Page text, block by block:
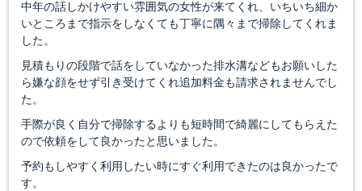
中年の話しかけやすい雰囲気の女性が来てくれ、いちいち細か
いところまで指示をしなくても丁寧に隅々まで掃除してくれま
した。
見積もりの段階で話をしていなかった排水溝などもお願いした
ら嫌な顔をせず引き受けてくれ追加料金も請求されませんでし
た。
手際が良く自分で掃除するよりも短時間で綺麗にしてもらえた
ので依頼をして良かったと思いました。
予約もしやすく利用したい時にすぐ利用できたのは良かったで
す。